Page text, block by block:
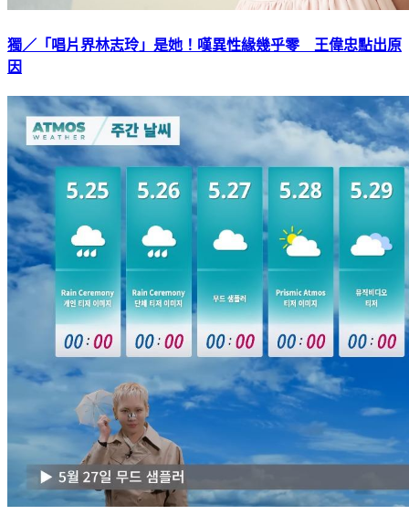
獨／「唱片界林志玲」是她！嘆異性緣幾乎零 王偉忠點出原
因